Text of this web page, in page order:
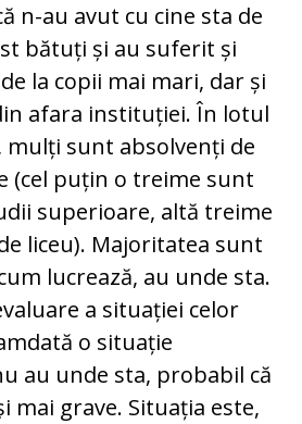
n-au avut cu cine sta de
bătuți și au suferit și
la copii mai mari, dar și
afara instituției. În lotul
mulți sunt absolvenți de
(cel puțin o treime sunt
superioare, altă treime
liceu). Majoritatea sunt
lucrează, au unde sta.
a situației celor
o situație
au unde sta, probabil că
mai grave. Situația este,